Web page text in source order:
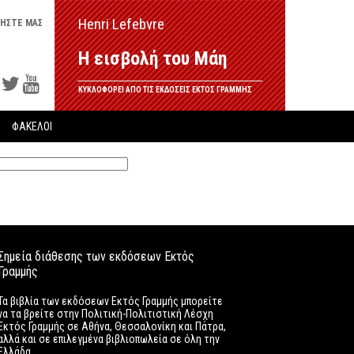
ΜΑΣ Henri Lefebvre
Η εισβολή του Μάη
ΚΥΚΛΟΦΟΡΕΙ ΑΠΟ ΤΙΣ ΕΚΔΟΣΕΙΣ ΕΚΤΟΣ ΓΡΑΜΜΗΣ
ΦΑΚΕΛΟΙ
διάθεσης των εκδόσεων Εκτός
βιβλία των εκδόσεων Εκτός Γραμμής μπορείτε
τα βρείτε στην Πολιτική-Πολιτιστική Λέσχη
Εκτός Γραμμής σε Αθήνα, Θεσσαλονίκη και Πάτρα,
και σε επιλεγμένα βιβλιοπωλεία σε όλη την